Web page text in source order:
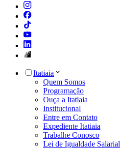
Itatiaia
Quem Somos
Programação
Ouça a Itatiaia
Institucional
Entre em Contato
Expediente Itatiaia
Trabalhe Conosco
Lei de Igualdade Salarial